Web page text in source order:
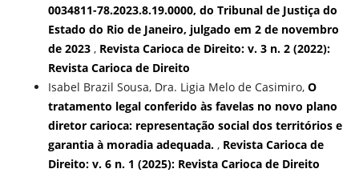
0034811-78.2023.8.19.0000, do Tribunal de Justiça do
Estado do Rio de Janeiro, julgado em 2 de novembro
de 2023 , Revista Carioca de Direito: v. 3 n. 2 (2022):
Revista Carioca de Direito
Isabel Brazil Sousa, Dra. Ligia Melo de Casimiro, O
tratamento legal conferido às favelas no novo plano
diretor carioca: representação social dos territórios e
garantia à moradia adequada. , Revista Carioca de
Direito: v. 6 n. 1 (2025): Revista Carioca de Direito